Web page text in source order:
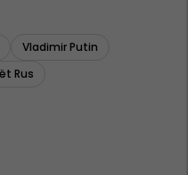
Vladimir Putin
Rus